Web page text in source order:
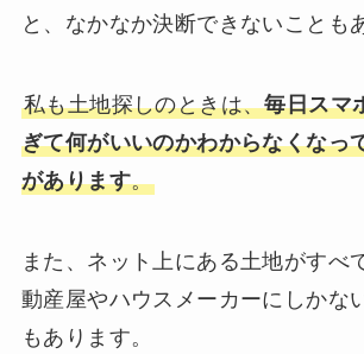
と、なかなか決断できないことも
私も土地探しのときは、毎日スマ
ぎて何がいいのかわからなくなっ
があります。
また、ネット上にある土地がすべ
動産屋やハウスメーカーにしかな
もあります。